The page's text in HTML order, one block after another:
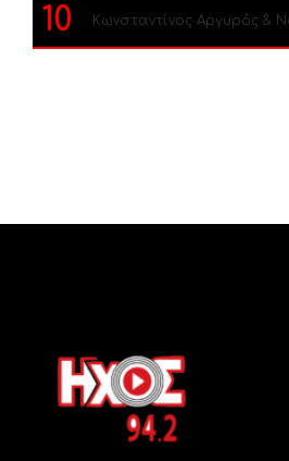
10 Κωνσταντίνος Αργυρός &